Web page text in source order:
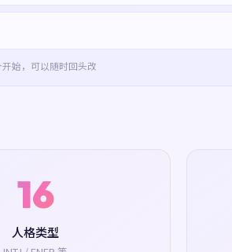
始，可以随时回头改
16
人格类型